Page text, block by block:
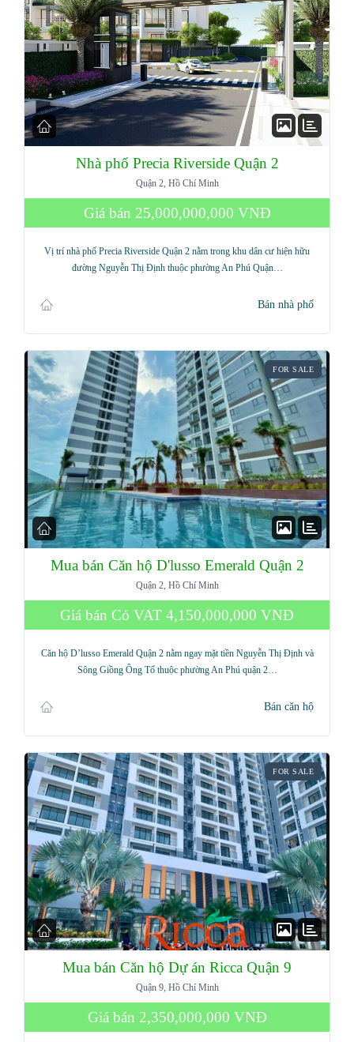
Nhà phố Precia Riverside Quận 2
Quận 2, Hồ Chí Minh
Giá bán 25,000,000,000 VNĐ
Vị trí nhà phố Precia Riverside Quận 2 nằm trong khu dân cư hiện hữu
đường Nguyễn Thị Định thuộc phường An Phú Quận…
Bán nhà phố
FOR SALE
Mua bán Căn hộ D'lusso Emerald Quận 2
Quận 2, Hồ Chí Minh
Giá bán Có VAT 4,150,000,000 VNĐ
Căn hộ D’lusso Emerald Quận 2 nằm ngay mặt tiền Nguyễn Thị Định và
Sông Giồng Ông Tố thuộc phường An Phú quận 2…
Bán căn hộ
FOR SALE
Mua bán Căn hộ Dự án Ricca Quận 9
Quận 9, Hồ Chí Minh
Giá bán 2,350,000,000 VNĐ